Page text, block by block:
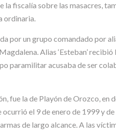
fiscalía sobre las masacres,
ordinaria.
por un grupo comandado por
Alias ‘Esteban’ recibió
paramilitar acusaba de ser
fue la de Playón de Orozco, en
ocurrió el 9 de enero de 1999 y
de largo alcance. A las